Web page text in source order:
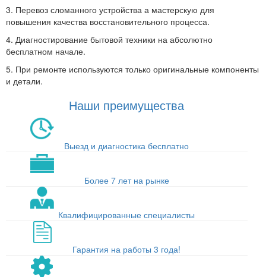
3. Перевоз сломанного устройства а мастерскую для
повышения качества восстановительного процесса.
4. Диагностирование бытовой техники на абсолютно
бесплатном начале.
5. При ремонте используются только оригинальные компоненты
и детали.
Наши преимущества
Выезд и диагностика бесплатно
Более 7 лет на рынке
Квалифицированные специалисты
Гарантия на работы 3 года!